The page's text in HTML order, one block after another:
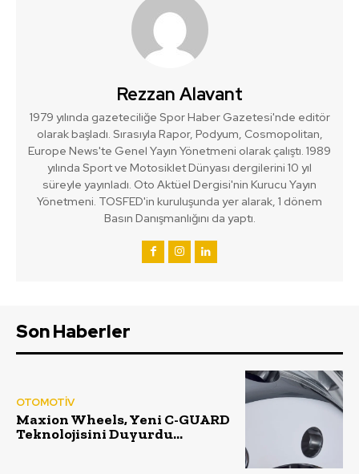
Rezzan Alavant
1979 yılında gazeteciliğe Spor Haber Gazetesi'nde editör
olarak başladı. Sırasıyla Rapor, Podyum, Cosmopolitan,
Europe News'te Genel Yayın Yönetmeni olarak çalıştı. 1989
yılında Sport ve Motosiklet Dünyası dergilerini 10 yıl
süreyle yayınladı. Oto Aktüel Dergisi'nin Kurucu Yayın
Yönetmeni. TOSFED'in kuruluşunda yer alarak, 1 dönem
Basın Danışmanlığını da yaptı.
Son Haberler
OTOMOTİV
Maxion Wheels, Yeni C-GUARD
Teknolojisini Duyurdu…